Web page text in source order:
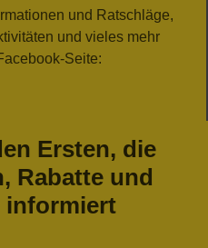
und Ratschläge,
und vieles mehr
Seite:
Ersten, die
Rabatte und
informiert